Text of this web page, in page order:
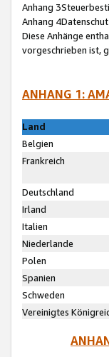
Anhang
Anhang
Diese Anhänge
vorgeschrieben ist,
ANHANG 1:
Land
Belgien
Frankreich
Deutschland
Irland
Italien
Niederlande
Polen
Spanien
Schweden
Vereinigtes